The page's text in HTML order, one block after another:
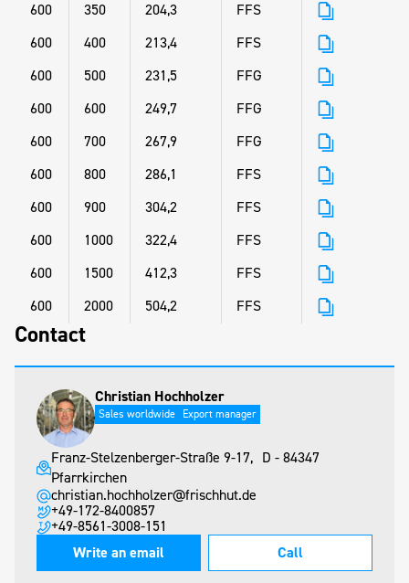
600
350 204,3
FFS
600
400 213,4
FFS
600
500 231,5
FFG
600
600 249,7
FFG
600
700 267,9
FFG
600
800 286,1
FFS
600
900 304,2
FFS
600
1000 322,4
FFS
600
1500 412,3
FFS
600
2000 504,2 FFS
Contact
Christian Hochholzer
Sales worldwide Export manager
Franz-Stelzenberger-Straße 9-17, D - 84347
Pfarrkirchen
christian.hochholzer@frischhut.de
+49-172-8400857
+49-8561-3008-151
Write an email
Call